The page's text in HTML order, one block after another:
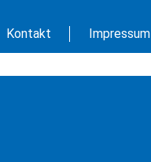
Kontakt Impressum